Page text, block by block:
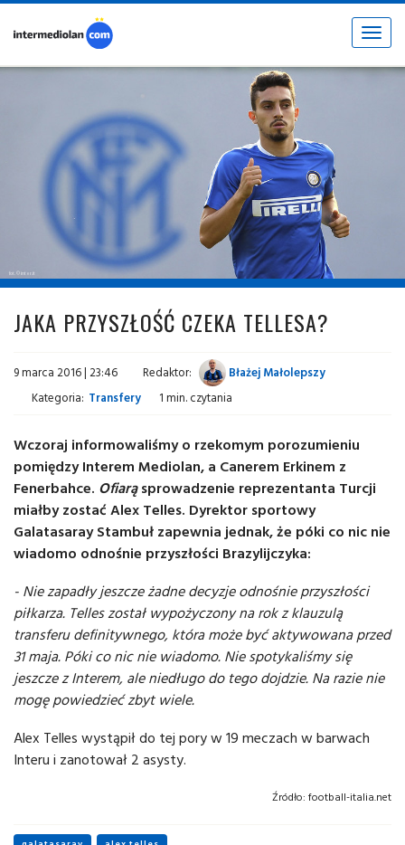
Toggle
fot. © inter.it
JAKA PRZYSZŁOŚĆ CZEKA TELLESA?
9 marca 2016 | 23:46 Redaktor:
Błażej Małolepszy
Kategoria: Transfery 1 min. czytania
Wczoraj informowaliśmy o rzekomym porozumieniu
pomiędzy Interem Mediolan, a Canerem Erkinem z
Fenerbahce. Ofiarąsprowadzenie reprezentanta Turcji
miałby zostać Alex Telles. Dyrektor sportowy
Galatasaray Stambuł zapewnia jednak, że póki co nic nie
wiadomo odnośnie przyszłości Brazylijczyka:
- Nie zapadły jeszcze żadne decyzje odnośnie przyszłości
piłkarza. Telles został wypożyczony na rok z klauzulą
transferu definitywnego, która może być aktywowana przed
31 maja. Póki co nic nie wiadomo. Nie spotykaliśmy się
jeszcze z Interem, ale niedługo do tego dojdzie. Na razie nie
mogę powiedzieć zbyt wiele.
Alex Telles wystąpił do tej pory w 19 meczach w barwach
Interu i zanotował 2 asysty.
Źródło: football-italia.net